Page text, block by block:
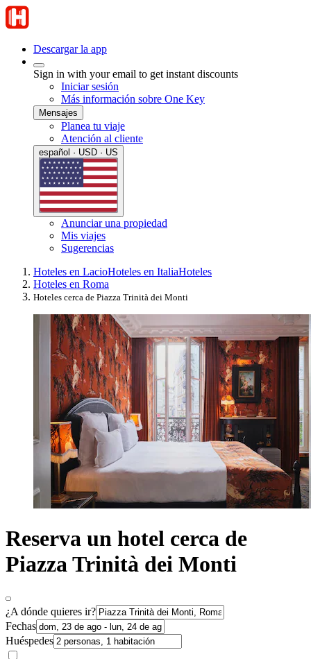
Descargar la app
Sign in with your email to get instant discounts
Iniciar sesión
Más información sobre One Key
Mensajes
Planea tu viaje
Atención al cliente
español · USD · US
Anunciar una propiedad
Mis viajes
Sugerencias
Hoteles en LacioHoteles en ItaliaHoteles
Hoteles en Roma
Hoteles cerca de Piazza Trinità dei Monti
Reserva un hotel cerca de
Piazza Trinità dei Monti
¿A dónde quieres ir?
Fechas
Huéspedes